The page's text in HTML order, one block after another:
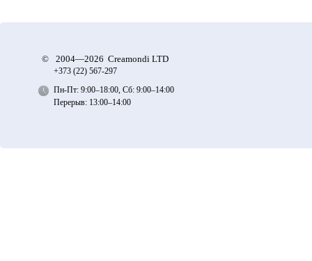
© 2004—2026 Creamondi LTD
+373 (22) 567-297
Пн-Пт: 9:00–18:00, Сб: 9:00–14:00
Перерыв: 13:00–14:00